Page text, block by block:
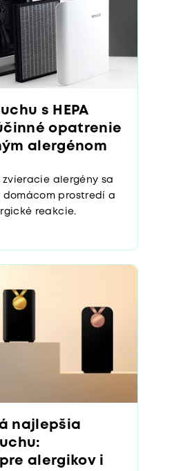
s HEPA
opatrenie
alergénom
zvieracie alergény sa
domácom prostredí a
reakcie.
najlepšia
alergikov i